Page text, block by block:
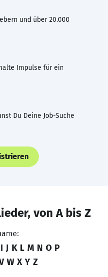
und über 20.000
Impulse für ein
Du Deine Job-Suche
von A bis Z
I J K L M N O P
W X Y Z